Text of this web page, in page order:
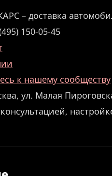
– доставка
150-05-45
к нашему сообществу
ул. Малая